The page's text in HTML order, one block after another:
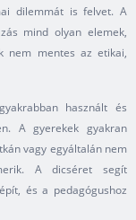
dilemmát is felvet. A
mind olyan elemek,
nem mentes az etikai,
használt és
A gyerekek gyakran
vagy egyáltalán nem
A dicséret segít
és a pedagógushoz